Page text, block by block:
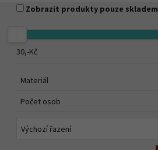
Zobrazit produkty pouze skladem
30,-Kč
Materiál
Počet osob